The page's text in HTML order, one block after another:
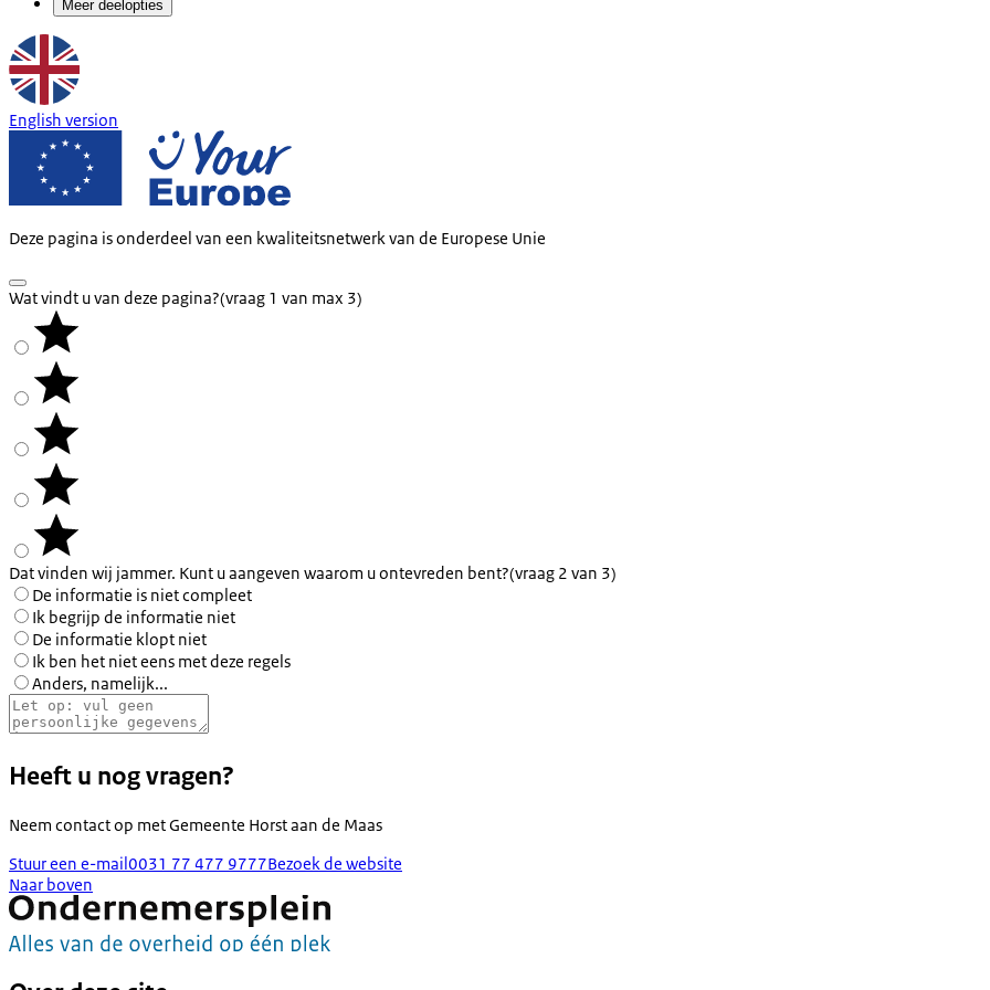
Meer deelopties
English version
Deze pagina is onderdeel van een kwaliteitsnetwerk van de Europese Unie
Wat vindt u van deze pagina?(vraag 1 van max 3)
Dat vinden wij jammer. Kunt u aangeven waarom u ontevreden bent?(vraag 2 van 3)
De informatie is niet compleet
Ik begrijp de informatie niet
De informatie klopt niet
Ik ben het niet eens met deze regels
Anders, namelijk...
Heeft u nog vragen?
Neem contact op metGemeente Horst aan de Maas
Stuur een e-mail0031 77 477 9777Bezoek de website
Naar boven